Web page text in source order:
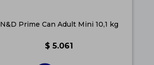
N&D Prime Can Adult Mini 10,1 kg
$ 5.061